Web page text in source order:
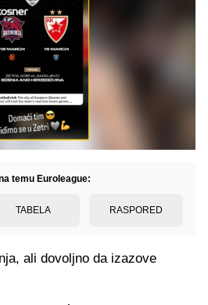
temu Euroleague:
TABELA RASPORED
ali dovoljno da izazove